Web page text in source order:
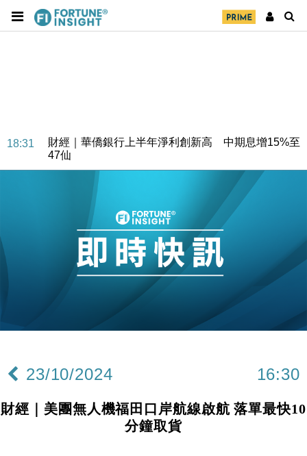
18:31
財經｜華僑銀行上半年淨利創新高 中期息增15%至
47仙
財經｜滙豐上調香港今年GDP預測至4.5% 看好貿易
及消費表現
本地｜假冒內地執法人員要求交「保證金」 43歲女子
損失近6900萬元
財經｜日經失守6.5萬點後回穩 全周仍升近2%
15:47
財經｜恒隆10月換帥 玩具「反」斗城亞洲CEO蔡德
財經｜韓股反覆波動收跌 連挫7周創逾3年最長跌勢
12:44
財經｜日本春季三度入市撐日圓 4月單日斥6.28萬億
11:12
國際｜特朗普料美伊戰事快結束 承認部分彈藥庫存緊
23/10/2024 16:30
財經｜美團無人機福田口岸航線啟航 落單最快10
分鐘取貨